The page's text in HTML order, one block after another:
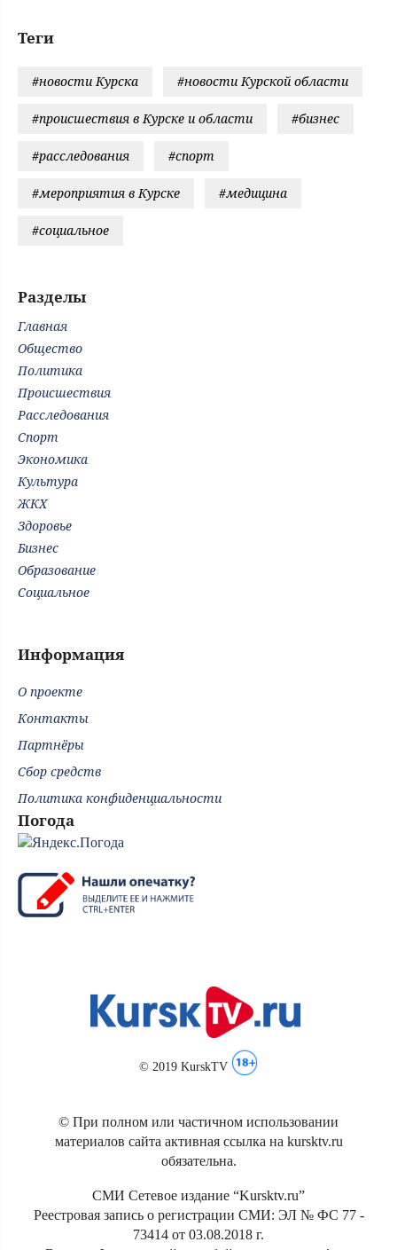
Теги
#новости Курска #новости Курской области
#происшествия в Курске и области #бизнес
#расследования #спорт
#мероприятия в Курске #медицина
#социальное
Разделы
Главная
Общество
Политика
Происшествия
Расследования
Спорт
Экономика
Культура
ЖКХ
Здоровье
Бизнес
Образование
Социальное
Информация
О проекте
Контакты
Партнёры
Сбор средств
Политика конфиденциальности
Погода
© 2019 KurskTV
© При полном или частичном использовании
материалов сайта активная ссылка на kursktv.ru
обязательна.
СМИ Сетевое издание “Kursktv.ru”
Реестровая запись о регистрации СМИ: ЭЛ № ФС 77 -
73414 от 03.08.2018 г.